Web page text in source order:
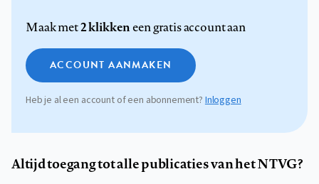
Maak met2 klikkeneen gratis account aan
ACCOUNT AANMAKEN
Heb je al een account of een abonnement? Inloggen
Altijd toegang tot alle publicaties van het NTVG?